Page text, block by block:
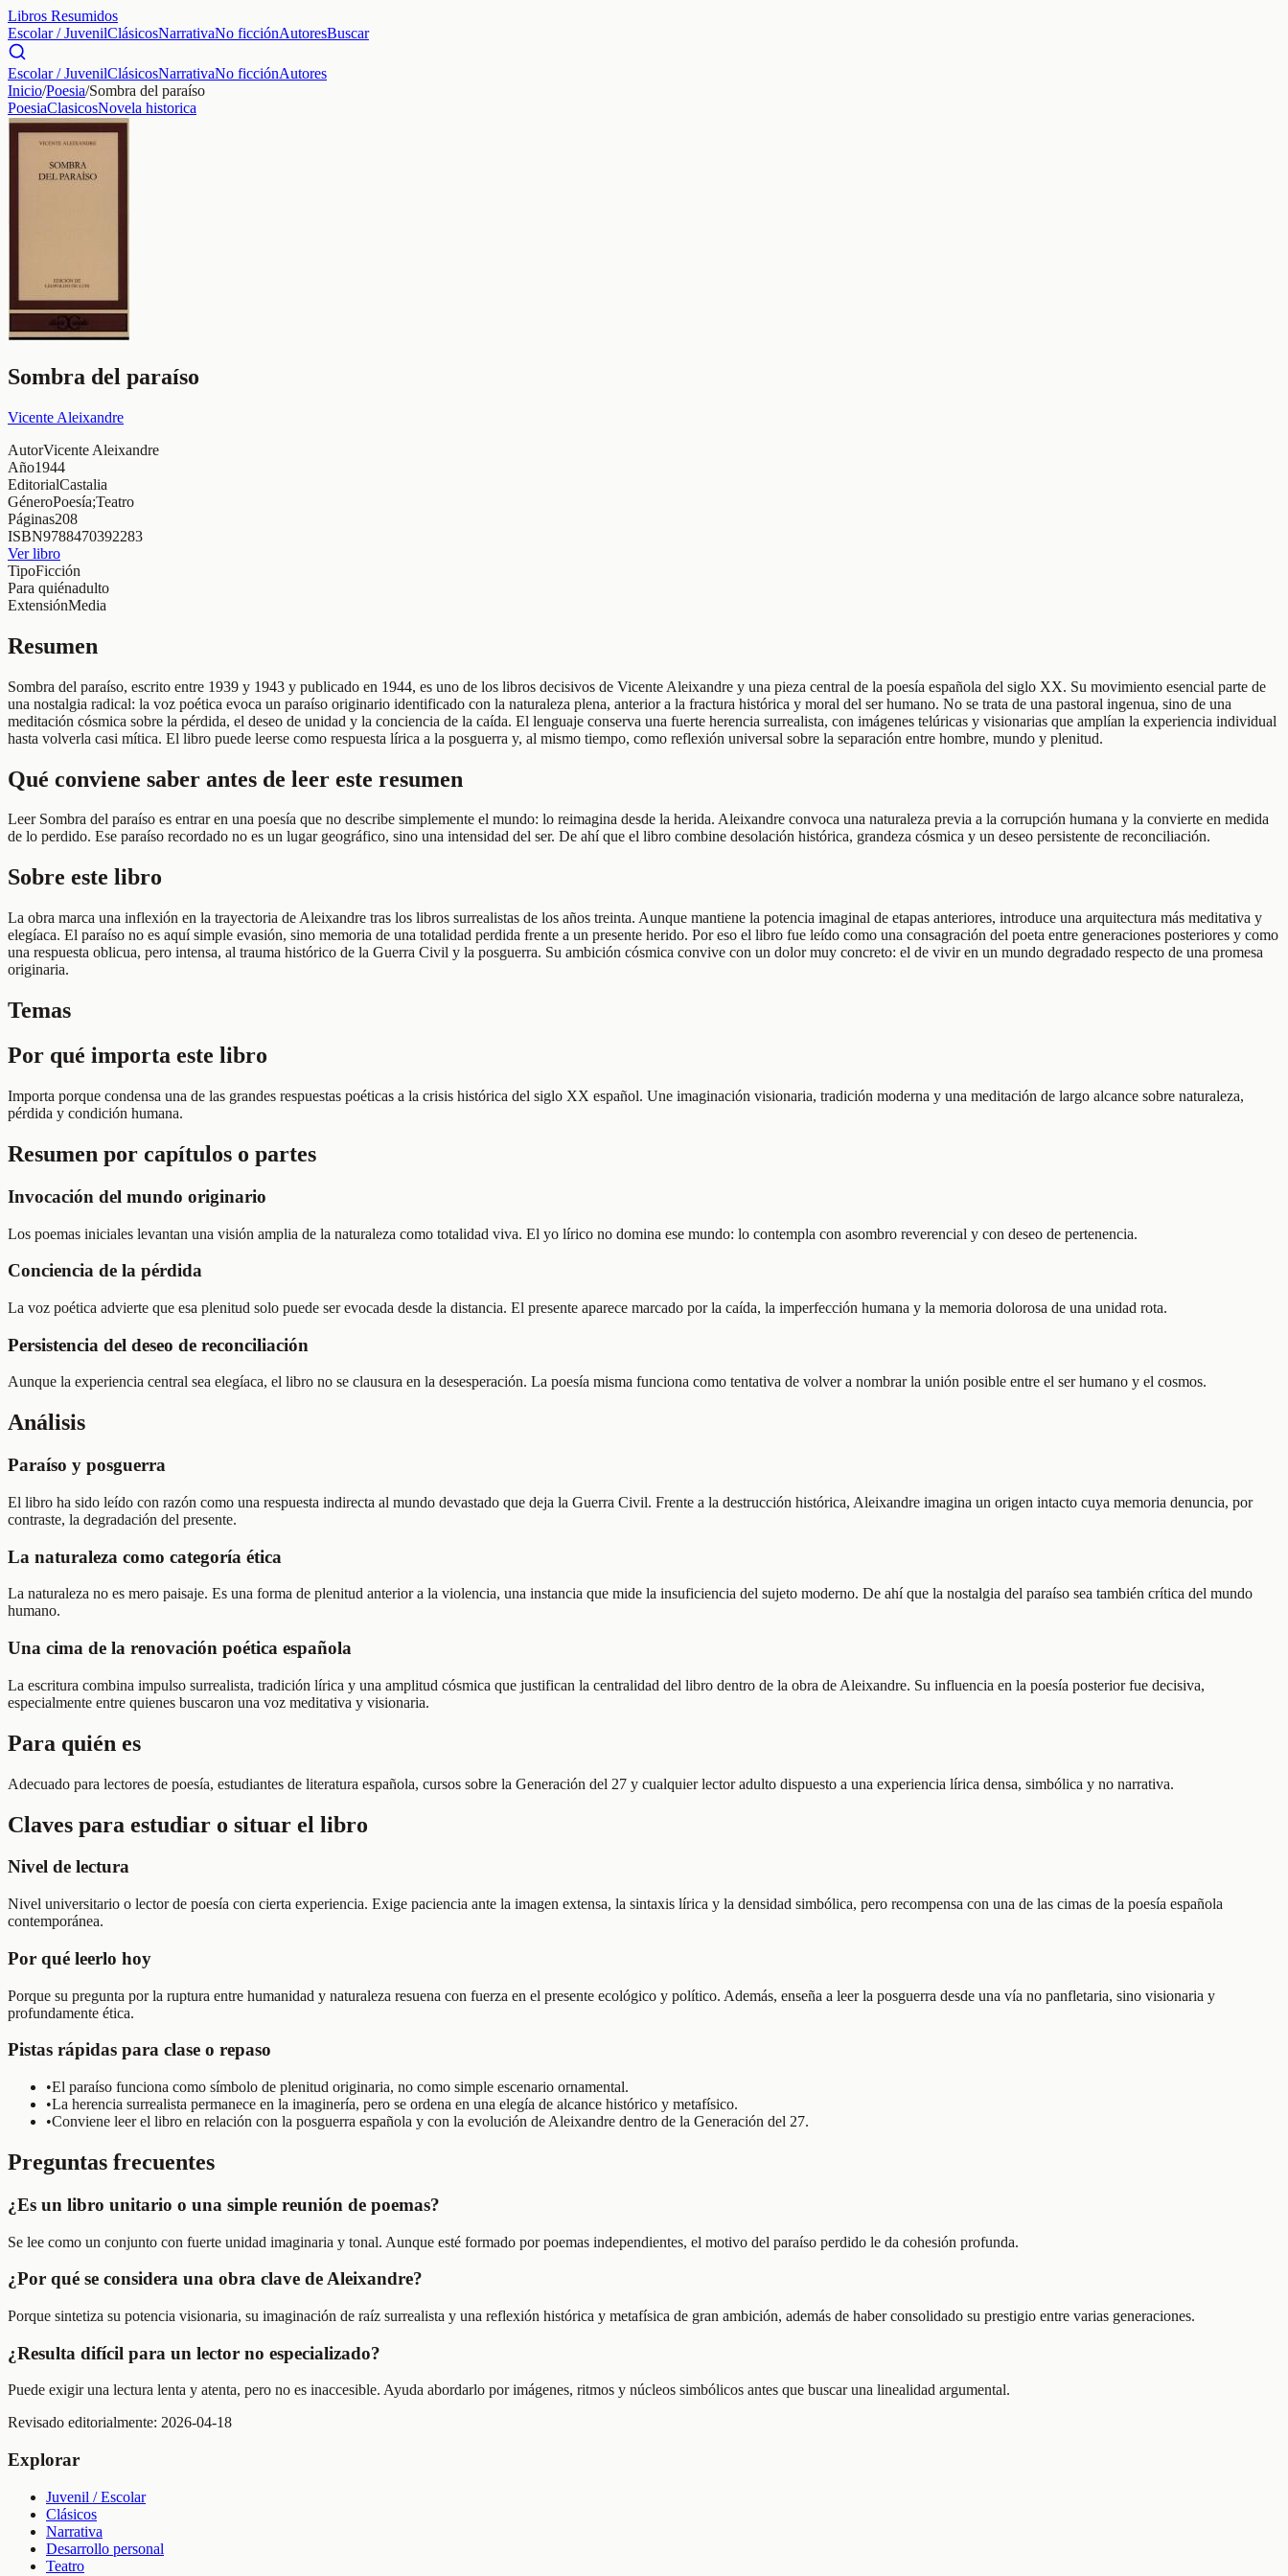
Libros Resumidos
Escolar / JuvenilClásicosNarrativaNo ficciónAutoresBuscar
Escolar / JuvenilClásicosNarrativaNo ficciónAutores
Inicio/Poesia/Sombra del paraíso
PoesiaClasicosNovela historica
Sombra del paraíso
Vicente Aleixandre
AutorVicente Aleixandre
Año1944
EditorialCastalia
GéneroPoesía;Teatro
Páginas208
ISBN9788470392283
Ver libro
TipoFicción
Para quiénadulto
ExtensiónMedia
Resumen
Sombra del paraíso, escrito entre 1939 y 1943 y publicado en 1944, es uno de los libros decisivos de Vicente Aleixandre y una pieza central de la poesía española del siglo XX. Su movimiento esencial parte de
una nostalgia radical: la voz poética evoca un paraíso originario identificado con la naturaleza plena, anterior a la fractura histórica y moral del ser humano. No se trata de una pastoral ingenua, sino de una
meditación cósmica sobre la pérdida, el deseo de unidad y la conciencia de la caída. El lenguaje conserva una fuerte herencia surrealista, con imágenes telúricas y visionarias que amplían la experiencia individual
hasta volverla casi mítica. El libro puede leerse como respuesta lírica a la posguerra y, al mismo tiempo, como reflexión universal sobre la separación entre hombre, mundo y plenitud.
Qué conviene saber antes de leer este resumen
Leer Sombra del paraíso es entrar en una poesía que no describe simplemente el mundo: lo reimagina desde la herida. Aleixandre convoca una naturaleza previa a la corrupción humana y la convierte en medida
de lo perdido. Ese paraíso recordado no es un lugar geográfico, sino una intensidad del ser. De ahí que el libro combine desolación histórica, grandeza cósmica y un deseo persistente de reconciliación.
Sobre este libro
La obra marca una inflexión en la trayectoria de Aleixandre tras los libros surrealistas de los años treinta. Aunque mantiene la potencia imaginal de etapas anteriores, introduce una arquitectura más meditativa y
elegíaca. El paraíso no es aquí simple evasión, sino memoria de una totalidad perdida frente a un presente herido. Por eso el libro fue leído como una consagración del poeta entre generaciones posteriores y como
una respuesta oblicua, pero intensa, al trauma histórico de la Guerra Civil y la posguerra. Su ambición cósmica convive con un dolor muy concreto: el de vivir en un mundo degradado respecto de una promesa
originaria.
Temas
Por qué importa este libro
Importa porque condensa una de las grandes respuestas poéticas a la crisis histórica del siglo XX español. Une imaginación visionaria, tradición moderna y una meditación de largo alcance sobre naturaleza,
pérdida y condición humana.
Resumen por capítulos o partes
Invocación del mundo originario
Los poemas iniciales levantan una visión amplia de la naturaleza como totalidad viva. El yo lírico no domina ese mundo: lo contempla con asombro reverencial y con deseo de pertenencia.
Conciencia de la pérdida
La voz poética advierte que esa plenitud solo puede ser evocada desde la distancia. El presente aparece marcado por la caída, la imperfección humana y la memoria dolorosa de una unidad rota.
Persistencia del deseo de reconciliación
Aunque la experiencia central sea elegíaca, el libro no se clausura en la desesperación. La poesía misma funciona como tentativa de volver a nombrar la unión posible entre el ser humano y el cosmos.
Análisis
Paraíso y posguerra
El libro ha sido leído con razón como una respuesta indirecta al mundo devastado que deja la Guerra Civil. Frente a la destrucción histórica, Aleixandre imagina un origen intacto cuya memoria denuncia, por
contraste, la degradación del presente.
La naturaleza como categoría ética
La naturaleza no es mero paisaje. Es una forma de plenitud anterior a la violencia, una instancia que mide la insuficiencia del sujeto moderno. De ahí que la nostalgia del paraíso sea también crítica del mundo
humano.
Una cima de la renovación poética española
La escritura combina impulso surrealista, tradición lírica y una amplitud cósmica que justifican la centralidad del libro dentro de la obra de Aleixandre. Su influencia en la poesía posterior fue decisiva,
especialmente entre quienes buscaron una voz meditativa y visionaria.
Para quién es
Adecuado para lectores de poesía, estudiantes de literatura española, cursos sobre la Generación del 27 y cualquier lector adulto dispuesto a una experiencia lírica densa, simbólica y no narrativa.
Claves para estudiar o situar el libro
Nivel de lectura
Nivel universitario o lector de poesía con cierta experiencia. Exige paciencia ante la imagen extensa, la sintaxis lírica y la densidad simbólica, pero recompensa con una de las cimas de la poesía española
contemporánea.
Por qué leerlo hoy
Porque su pregunta por la ruptura entre humanidad y naturaleza resuena con fuerza en el presente ecológico y político. Además, enseña a leer la posguerra desde una vía no panfletaria, sino visionaria y
profundamente ética.
Pistas rápidas para clase o repaso
•El paraíso funciona como símbolo de plenitud originaria, no como simple escenario ornamental.
•La herencia surrealista permanece en la imaginería, pero se ordena en una elegía de alcance histórico y metafísico.
•Conviene leer el libro en relación con la posguerra española y con la evolución de Aleixandre dentro de la Generación del 27.
Preguntas frecuentes
¿Es un libro unitario o una simple reunión de poemas?
Se lee como un conjunto con fuerte unidad imaginaria y tonal. Aunque esté formado por poemas independientes, el motivo del paraíso perdido le da cohesión profunda.
¿Por qué se considera una obra clave de Aleixandre?
Porque sintetiza su potencia visionaria, su imaginación de raíz surrealista y una reflexión histórica y metafísica de gran ambición, además de haber consolidado su prestigio entre varias generaciones.
¿Resulta difícil para un lector no especializado?
Puede exigir una lectura lenta y atenta, pero no es inaccesible. Ayuda abordarlo por imágenes, ritmos y núcleos simbólicos antes que buscar una linealidad argumental.
Revisado editorialmente: 2026-04-18
Explorar
Juvenil / Escolar
Clásicos
Narrativa
Desarrollo personal
Teatro